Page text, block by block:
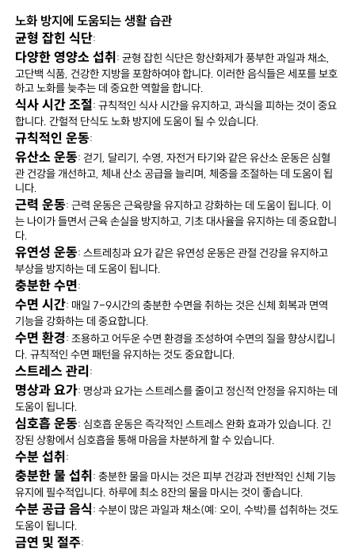
노화 방지에 도움되는 생활 습관
균형 잡힌 식단:
다양한 영양소 섭취: 균형 잡힌 식단은 항산화제가 풍부한 과일과 채소,
고단백 식품, 건강한 지방을 포함하여야 합니다. 이러한 음식들은 세포를 보호
하고 노화를 늦추는 데 중요한 역할을 합니다.
식사 시간 조절: 규칙적인 식사 시간을 유지하고, 과식을 피하는 것이 중요
합니다. 간헐적 단식도 노화 방지에 도움이 될 수 있습니다.
규칙적인 운동:
유산소 운동: 걷기, 달리기, 수영, 자전거 타기와 같은 유산소 운동은 심혈
관 건강을 개선하고, 체내 산소 공급을 늘리며, 체중을 조절하는 데 도움이 됩
니다.
근력 운동: 근력 운동은 근육량을 유지하고 강화하는 데 도움이 됩니다. 이
는 나이가 들면서 근육 손실을 방지하고, 기초 대사율을 유지하는 데 중요합니
다.
유연성 운동: 스트레칭과 요가 같은 유연성 운동은 관절 건강을 유지하고
부상을 방지하는 데 도움이 됩니다.
충분한 수면:
수면 시간: 매일 7-9시간의 충분한 수면을 취하는 것은 신체 회복과 면역
기능을 강화하는 데 중요합니다.
수면 환경: 조용하고 어두운 수면 환경을 조성하여 수면의 질을 향상시킵니
다. 규칙적인 수면 패턴을 유지하는 것도 중요합니다.
스트레스 관리:
명상과 요가: 명상과 요가는 스트레스를 줄이고 정신적 안정을 유지하는 데
도움이 됩니다.
심호흡 운동: 심호흡 운동은 즉각적인 스트레스 완화 효과가 있습니다. 긴
장된 상황에서 심호흡을 통해 마음을 차분하게 할 수 있습니다.
수분 섭취:
충분한 물 섭취: 충분한 물을 마시는 것은 피부 건강과 전반적인 신체 기능
유지에 필수적입니다. 하루에 최소 8잔의 물을 마시는 것이 좋습니다.
수분 공급 음식: 수분이 많은 과일과 채소(예: 오이, 수박)를 섭취하는 것도
도움이 됩니다.
금연 및 절주: